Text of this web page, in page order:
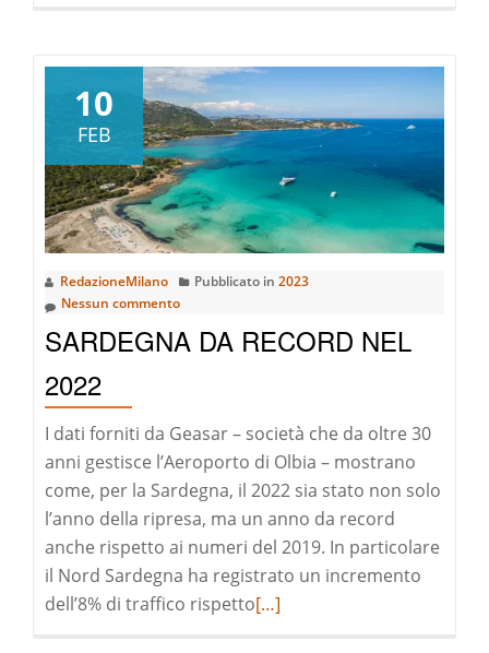
riguardoRecord-
breaking
Sardinia
in
2022
10
FEB
RedazioneMilano Pubblicato in 2023
Nessun commento
SARDEGNA DA RECORD NEL
2022
I dati forniti da Geasar – società che da oltre 30
anni gestisce l’Aeroporto di Olbia – mostrano
come, per la Sardegna, il 2022 sia stato non solo
l’anno della ripresa, ma un anno da record
anche rispetto ai numeri del 2019. In particolare
il Nord Sardegna ha registrato un incremento
dell’8% di traffico rispettoLeggi
[…]